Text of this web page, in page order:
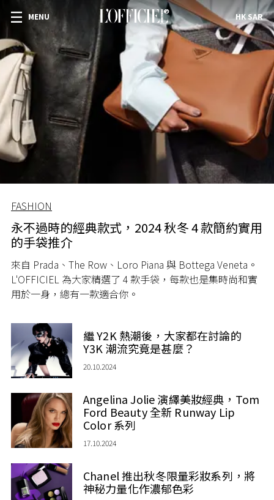
MENU HK SAR
FASHION
永不過時的經典款式，2024 秋冬 4 款簡約實用
的手袋推介
來自 Prada、The Row、Loro Piana 與 Bottega Veneta。
L'OFFICIEL 為大家精選了 4 款手袋，每款也是集時尚和實
用於一身，總有一款適合你。
繼 Y2K 熱潮後，大家都在討論的
Y3K 潮流究竟是甚麼？
20.10.2024
Angelina Jolie 演繹美妝經典，Tom
Ford Beauty 全新 Runway Lip
Color 系列
17.10.2024
Chanel 推出秋冬限量彩妝系列，將
神秘力量化作濃郁色彩